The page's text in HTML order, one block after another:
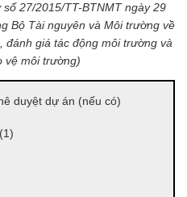
27/2015/TT-BTNMT ngày 29
Bộ Tài nguyên và Môi trường về
giá tác động môi trường và
vệ môi trường)
duyệt dự án (nếu có)
(1)